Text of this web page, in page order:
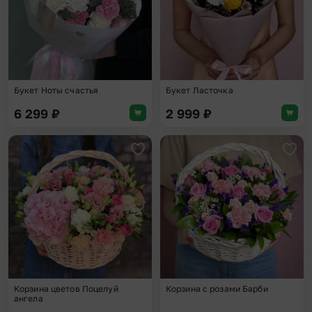
Букет Ноты счастья
6 299 ₽
Букет Ласточка
2 999 ₽
Добавить в избранное
Корзина цветов Поцелуй
ангела
Корзина с розами Барби